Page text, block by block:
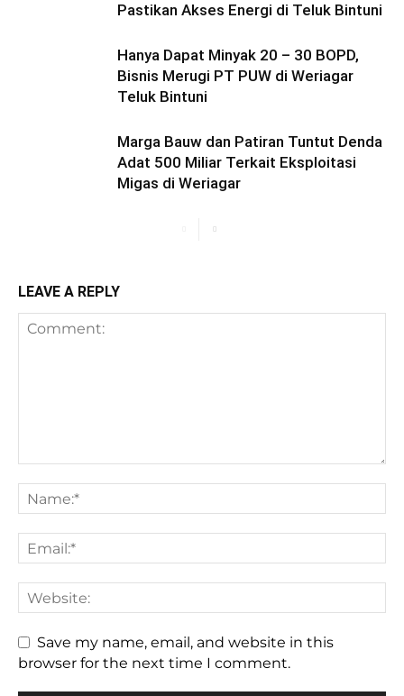
Pastikan Akses Energi di Teluk Bintuni
Hanya Dapat Minyak 20 – 30 BOPD,
Bisnis Merugi PT PUW di Weriagar
Teluk Bintuni
Marga Bauw dan Patiran Tuntut Denda
Adat 500 Miliar Terkait Eksploitasi
Migas di Weriagar
LEAVE A REPLY
Save my name, email, and website in this
browser for the next time I comment.